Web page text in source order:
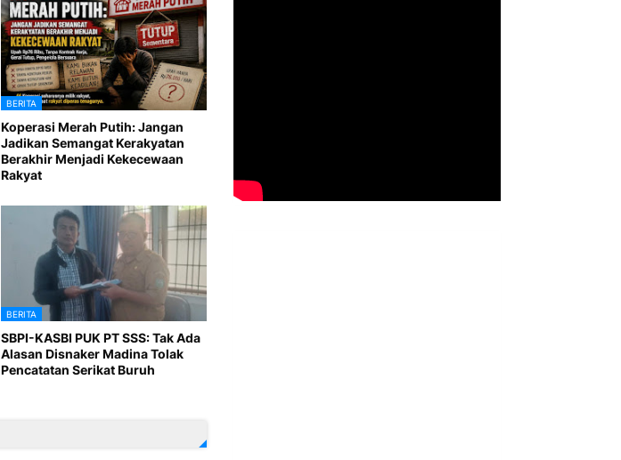
BERITA
Koperasi Merah Putih: Jangan
Jadikan Semangat Kerakyatan
Berakhir Menjadi Kekecewaan
Rakyat
BERITA
SBPI-KASBI PUK PT SSS: Tak Ada
Alasan Disnaker Madina Tolak
Pencatatan Serikat Buruh